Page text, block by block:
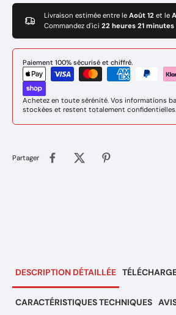
Livraison estimée entre le Août 12 et le
Commandez d'ici 22 heures 21 minutes
Paiement 100% sécurisé et chiffré.
Achetez en toute sérénité. Vos informations
stockées et restent totalement confidentielles.
Partager
DESCRIPTION DÉTAILLÉE
CARACTÉRISTIQUES TECHNIQUES